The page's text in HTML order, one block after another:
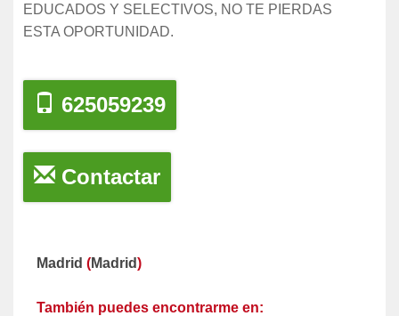
EDUCADOS Y SELECTIVOS, NO TE PIERDAS
ESTA OPORTUNIDAD.
625059239
Contactar
Madrid (Madrid)
También puedes encontrarme en: